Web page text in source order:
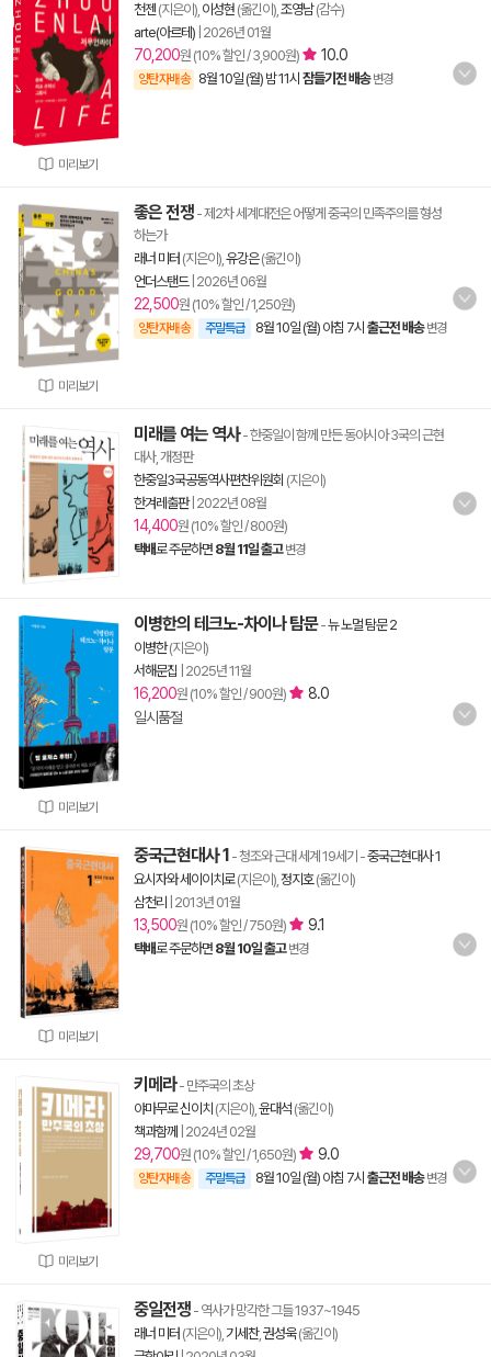
미리보기
천젠 (지은이), 이성현 (옮긴이), 조영남(감수)
arte(아르테) 2026년 01월
70,200원 (10% 할인 / 3,900원) 10.0
양탄자배송 8월 10일 (월) 밤 11시 잠들기전 배송 변경
미리보기
좋은 전쟁 - 제2차 세계대전은 어떻게 중국의 민족주의를 형성
하는가
래너 미터 (지은이), 유강은(옮긴이)
언더스탠드| 2026년 06월
22,500원 (10% 할인 / 1,250원)
양탄자배송 주말특급 8월 10일 (월) 아침 7시 출근전 배송 변경
미래를 여는 역사- 한중일이 함께 만든 동아시아 3국의 근현
대사, 개정판
한중일3국공동역사편찬위원회 (지은이)
한겨레출판| 2022년 08월
14,400원 (10% 할인 / 800원)
택배로 주문하면 8월 11일 출고 변경
미리보기
이병한의 테크노-차이나 탐문-뉴 노멀 탐문 2
이병한(지은이)
서해문집 2025년 11월
16,200원 (10% 할인 / 900원)
8.0
일시품절
미리보기
중국근현대사 1 - 청조와 근대 세계 19세기 -중국근현대사 1
요시자와 세이이치로(지은이), 정지호(옮긴이)
삼천리
2013년 01월
13,500원 (10% 할인 / 750원) 9.1
택배로 주문하면 8월 10일 출고 변경
미리보기
키메라- 만주국의 초상
야마무로 신이치 (지은이), 윤대석 (옮긴이)
책과함께
2024년 02월
29,700원 (10% 할인 / 1,650원) 9.0
양탄자배송 주말특급 8월 10일 (월) 아침 7시 출근전 배송 변경
중일전쟁 - 역사가 망각한 그들 1937~1945
래너 미터 (지은이), 기세찬, 권성욱(옮긴이)